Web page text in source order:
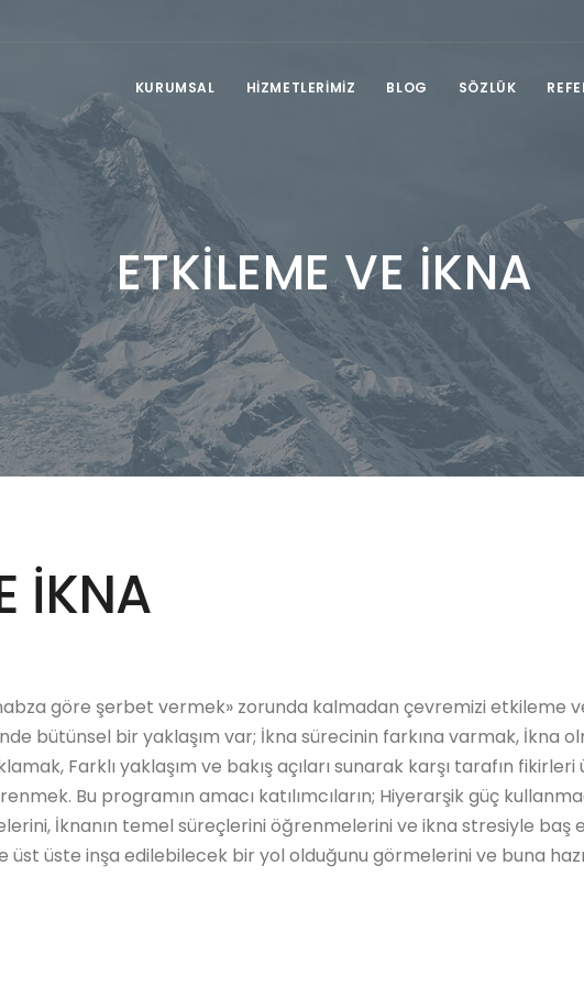
KURUMSAL HİZMETLERİMİZ BLOG SÖZLÜK
ETKİLEME VE İKNA
İKNA
göre şerbet vermek» zorunda kalmadan çevremizi etkileme
bütünsel bir yaklaşım var; İkna sürecinin farkına varmak, İkna
Farklı yaklaşım ve bakış açıları sunarak karşı tarafın
Bu programın amacı katılımcıların; Hiyerarşik güç
İknanın temel süreçlerini öğrenmelerini ve ikna stresiyle baş
üst üste inşa edilebilecek bir yol olduğunu görmelerini ve buna